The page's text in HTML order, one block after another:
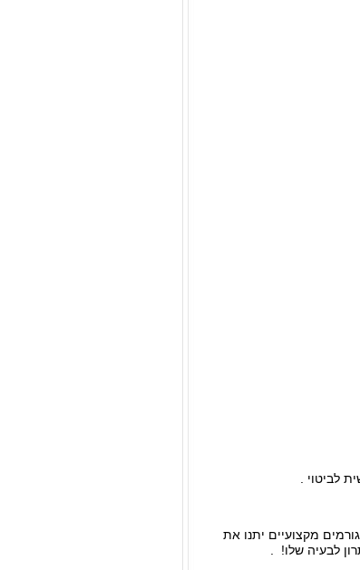
לביטוי .
מקצועיים יתנו את
לבעיה שלו! .